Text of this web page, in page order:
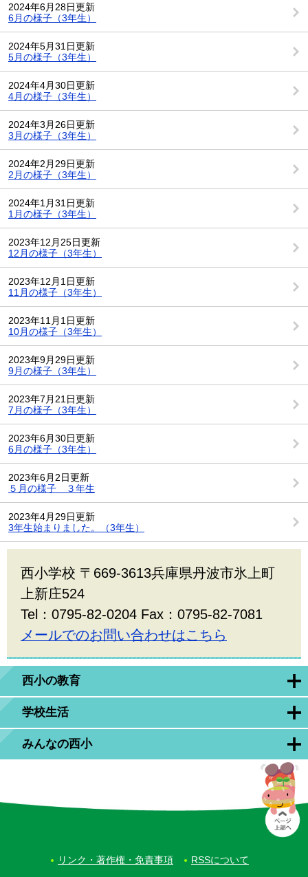
西小の教育
学校生活
みんなの西小
2024年6月28日更新
6月の様子（3年生）
2024年5月31日更新
5月の様子（3年生）
2024年4月30日更新
4月の様子（3年生）
2024年3月26日更新
3月の様子（3年生）
2024年2月29日更新
2月の様子（3年生）
2024年1月31日更新
1月の様子（3年生）
2023年12月25日更新
12月の様子（3年生）
2023年12月1日更新
11月の様子（3年生）
2023年11月1日更新
10月の様子（3年生）
2023年9月29日更新
9月の様子（3年生）
2023年7月21日更新
7月の様子（3年生）
2023年6月30日更新
6月の様子（3年生）
2023年6月2日更新
５月の様子 ３年生
2023年4月29日更新
3年生始まりました。（3年生）
西小学校 〒669-3613兵庫県丹波市氷上町
上新庄524
Tel：0795-82-0204 Fax：0795-82-7081
メールでのお問い合わせはこちら
リンク・著作権・免責事項 RSSについて